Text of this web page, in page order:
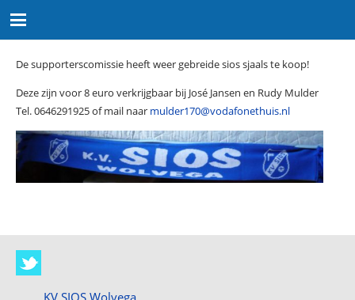
De supporterscomissie heeft weer gebreide sios sjaals te koop!
Deze zijn voor 8 euro verkrijgbaar bij José Jansen en Rudy Mulder
Tel. 0646291925 of mail naar mulder170@vodafonethuis.nl